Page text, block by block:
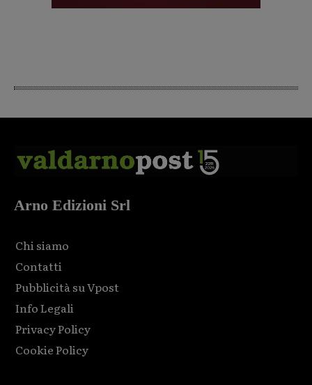
Arno Edizioni Srl
Chi siamo
Contatti
Pubblicità su Vpost
Info Legali
Privacy Policy
Cookie Policy